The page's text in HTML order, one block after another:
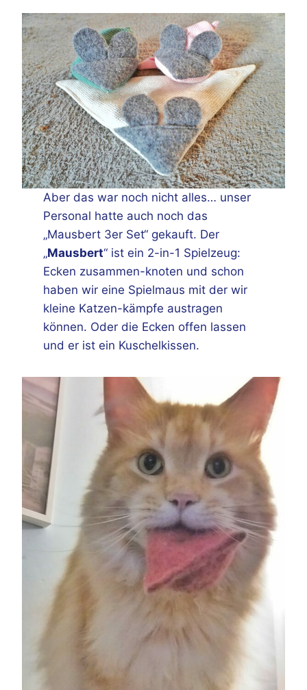
Aber das war noch nicht alles… unser
Personal hatte auch noch das
„Mausbert 3er Set“ gekauft. Der
„Mausbert“ ist ein 2-in-1 Spielzeug:
Ecken zusammen-knoten und schon
haben wir eine Spielmaus mit der wir
kleine Katzen-kämpfe austragen
können. Oder die Ecken offen lassen
und er ist ein Kuschelkissen.